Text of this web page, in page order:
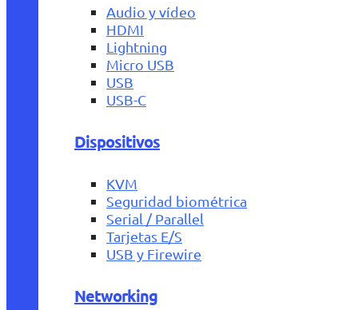
Audio y vídeo
HDMI
Lightning
Micro USB
USB
USB-C
Dispositivos
KVM
Seguridad biométrica
Serial / Parallel
Tarjetas E/S
USB y Firewire
Networking